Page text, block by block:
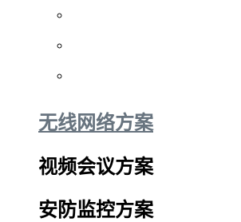
无线网络方案
视频会议方案
安防监控方案